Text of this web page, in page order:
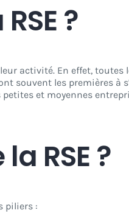
?
activité. En effet,
souvent les premières à
et moyennes
RSE ?
piliers :